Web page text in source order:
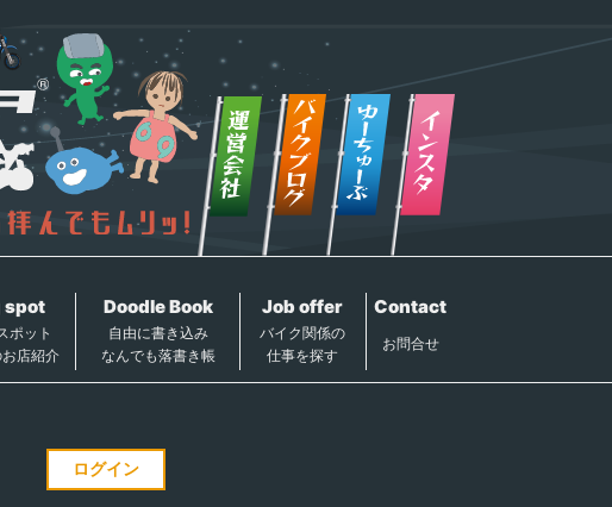
spot
ポット
店紹介
Doodle Book
自由に書き込み
なんでも落書き帳
Job offer
バイク関係の
仕事を探す
Contact
お問合せ
ログイン